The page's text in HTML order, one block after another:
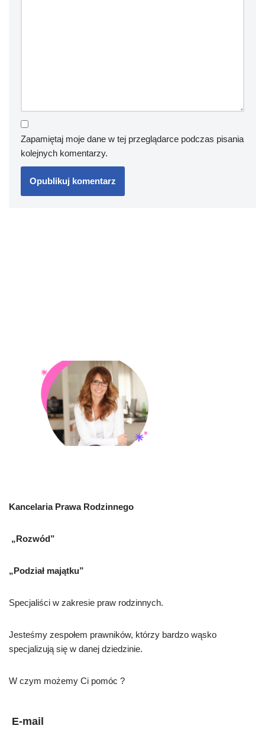
Zapamiętaj moje dane w tej przeglądarce podczas pisania
kolejnych komentarzy.
Kancelaria Prawa Rodzinnego
„Rozwód”
„Podział majątku”
Specjaliści w zakresie praw rodzinnych.
Jesteśmy zespołem prawników, którzy bardzo wąsko
specjalizują się w danej dziedzinie.
W czym możemy Ci pomóc ?
E-mail